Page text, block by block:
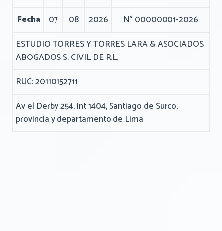
Fecha
07 08 2026
N° 00000001-2026
ESTUDIO TORRES Y TORRES LARA & ASOCIADOS
ABOGADOS S. CIVIL DE R.L.
RUC: 20110152711
Av el Derby 254, int 1404, Santiago de Surco,
provincia y departamento de Lima